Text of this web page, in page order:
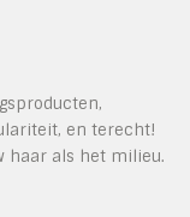
en terecht!
haar als het milieu.